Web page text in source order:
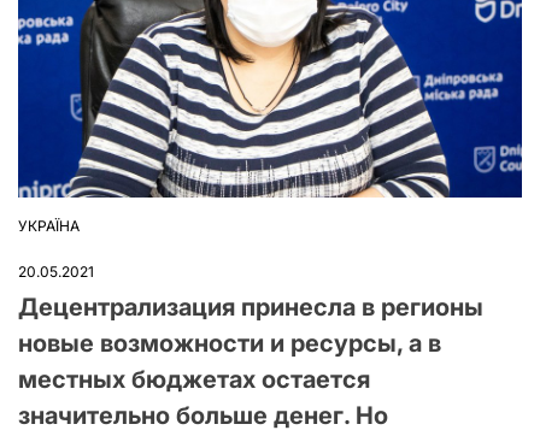
ОПУБЛІКУВАТИ
УКРАЇНА
20.05.2021
Децентрализация принесла в регионы
новые возможности и ресурсы, а в
местных бюджетах остается
значительно больше денег. Но